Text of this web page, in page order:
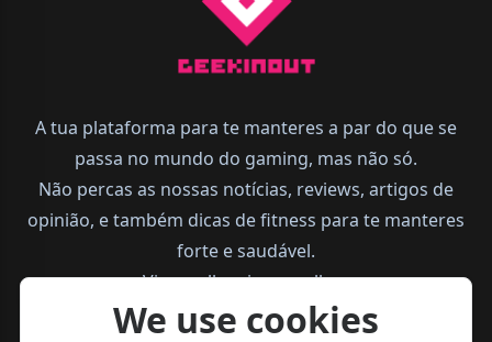
A tua plataforma para te manteres a par do que se
passa no mundo do gaming, mas não só.
Não percas as nossas notícias, reviews, artigos de
opinião, e também dicas de fitness para te manteres
forte e saudável.
Vive melhor, joga melhor.
We use cookies